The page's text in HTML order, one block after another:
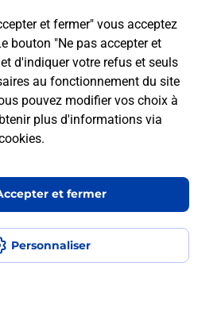
et fermer" vous acceptez
bouton "Ne pas accepter et
d'indiquer votre refus et seuls
au fonctionnement du site
pouvez modifier vos choix à
plus d'informations via
.
Personnaliser
et fermer
conforme